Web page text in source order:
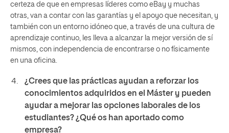
certeza de que en empresas líderes como eBay y muchas
otras, van a contar con las garantías y el apoyo que necesitan, y
también con un entorno idóneo que, a través de una cultura de
aprendizaje continuo, les lleva a alcanzar la mejor versión de sí
mismos, con independencia de encontrarse o no físicamente
en una oficina.
¿Crees que las prácticas ayudan a reforzar los
conocimientos adquiridos en el Máster y pueden
ayudar a mejorar las opciones laborales de los
estudiantes? ¿Qué os han aportado como
empresa?